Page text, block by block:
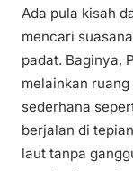
Ada pula kisah
mencari
padat. Baginya,
melainkan
sederhana
berjalan di
laut tanpa